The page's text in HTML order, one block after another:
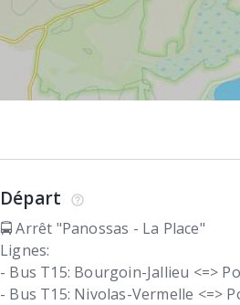
Départ
🚍 Arrêt "Panossas - La Place"
Lignes:
- Bus T15: Bourgoin-Jallieu <=>
- Bus T15: Nivolas-Vermelle <=>